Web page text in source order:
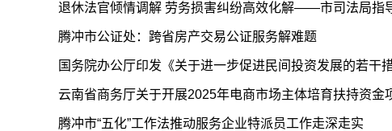
退休法官倾情调解 劳务损害纠纷高效化解——市司法局指
腾冲市公证处：跨省房产交易公证服务解难题
国务院办公厅印发《关于进一步促进民间投资发展的若干
云南省商务厅关于开展2025年电商市场主体培育扶持资金
​腾冲市“五化”工作法推动服务企业特派员工作走深走实